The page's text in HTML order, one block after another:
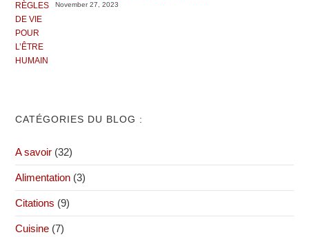
November 27, 2023
CATÉGORIES DU BLOG :
A savoir (32)
Alimentation (3)
Citations (9)
Cuisine (7)